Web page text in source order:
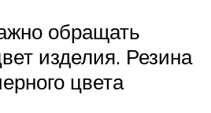
обращать
изделия. Резина
цвета